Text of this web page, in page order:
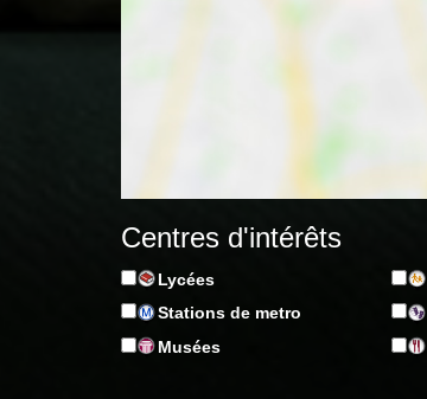
Centres d'intérêts
Lycées
Stations de metro
Musées